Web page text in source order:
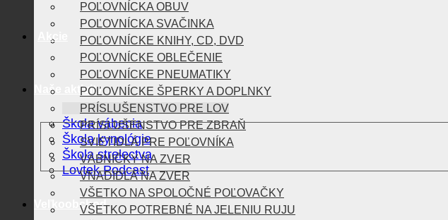
Akcie
Naše aktivity
Škola vábenia
Škola kynológie
Škola strelectva
Lovtek Podcast
Veľkoobchod
POĽOVNÍCKA OBUV
POĽOVNÍCKA SVAČINKA
POĽOVNÍCKE KNIHY, CD, DVD
POĽOVNÍCKE OBLEČENIE
POĽOVNÍCKE PNEUMATIKY
POĽOVNÍCKE ŠPERKY A DOPLNKY
PRÍSLUŠENSTVO PRE LOV
PRÍSLUŠENSTVO PRE ZBRAŇ
SVIETIDLÁ PRE POĽOVNÍKA
VÁBNIČKY NA ZVER
VNADIDLÁ NA ZVER
VŠETKO NA SPOLOČNÉ POĽOVAČKY
VŠETKO POTREBNÉ NA JELENIU RUJU